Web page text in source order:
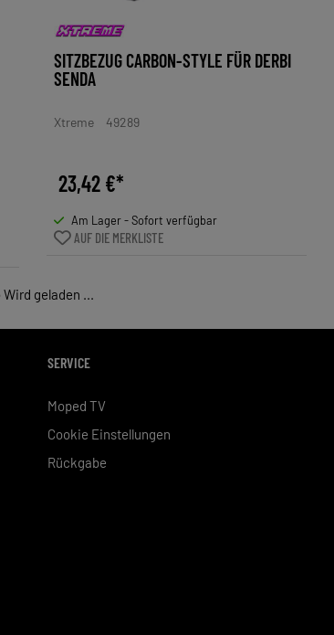
SITZBEZUG CARBON-STYLE FÜR DERBI
SENDA
Xtreme 49289
23,42 €*
Am Lager - Sofort verfügbar
AUF DIE MERKLISTE
Wird geladen ...
SERVICE
Moped TV
Cookie Einstellungen
Rückgabe